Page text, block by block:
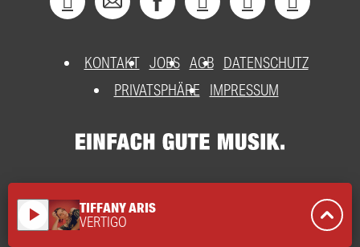
KONTAKT JOBS AGB DATENSCHUTZ
PRIVATSPHÄRE
IMPRESSUM
play_arrow TIFFANY ARIS
VERTIGO